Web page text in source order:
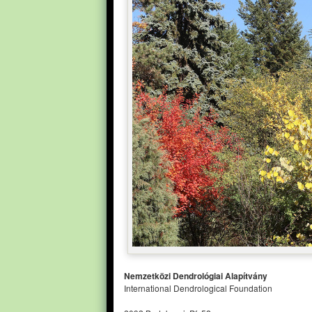
Nemzetközi Dendrológiai Alapítvány
International Dendrological Foundation